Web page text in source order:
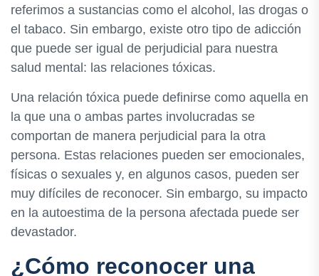
referimos a sustancias como el alcohol, las drogas o
el tabaco. Sin embargo, existe otro tipo de adicción
que puede ser igual de perjudicial para nuestra
salud mental: las relaciones tóxicas.
Una relación tóxica puede definirse como aquella en
la que una o ambas partes involucradas se
comportan de manera perjudicial para la otra
persona. Estas relaciones pueden ser emocionales,
físicas o sexuales y, en algunos casos, pueden ser
muy difíciles de reconocer. Sin embargo, su impacto
en la autoestima de la persona afectada puede ser
devastador.
¿Cómo reconocer una